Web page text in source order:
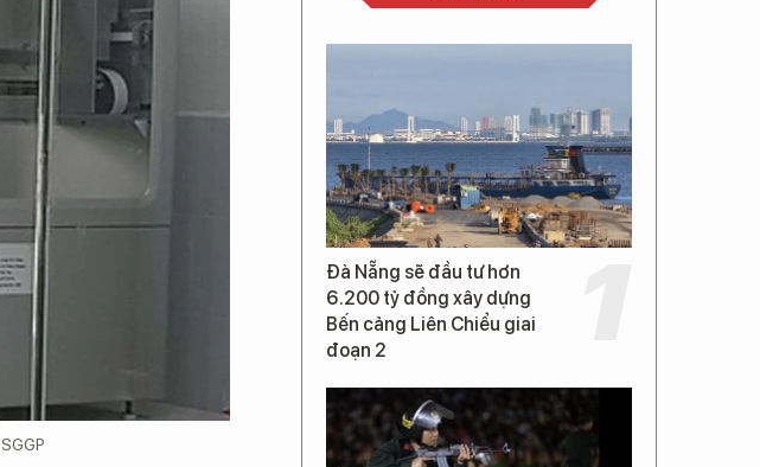
Đà Nẵng sẽ đầu tư hơn
6.200 tỷ đồng xây dựng
Bến cảng Liên Chiểu giai
đoạn 2